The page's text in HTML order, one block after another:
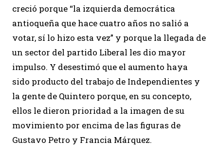
creció porque “la izquierda democrática
antioqueña que hace cuatro años no salió a
votar, sí lo hizo esta vez” y porque la llegada de
un sector del partido Liberal les dio mayor
impulso. Y desestimó que el aumento haya
sido producto del trabajo de Independientes y
la gente de Quintero porque, en su concepto,
ellos le dieron prioridad a la imagen de su
movimiento por encima de las figuras de
Gustavo Petro y Francia Márquez.